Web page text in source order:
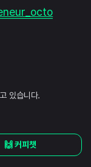
있습니다.
🙌 커피챗